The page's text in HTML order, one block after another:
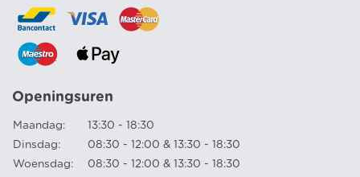
Openingsuren
Maandag:
13:30 - 18:30
Dinsdag:
08:30 - 12:00 & 13:30 - 18:30
Woensdag:
08:30 - 12:00 & 13:30 - 18:30